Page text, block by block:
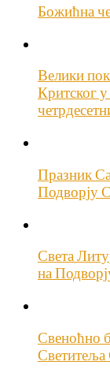
Божићна
Велики
Критског
Празник
Подворју
Света
на
Свеноћно
Светитеља